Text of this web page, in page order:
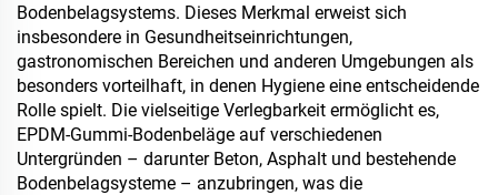
Bodenbelagsystems. Dieses Merkmal erweist sich
insbesondere in Gesundheitseinrichtungen,
gastronomischen Bereichen und anderen Umgebungen als
besonders vorteilhaft, in denen Hygiene eine entscheidende
Rolle spielt. Die vielseitige Verlegbarkeit ermöglicht es,
EPDM-Gummi-Bodenbeläge auf verschiedenen
Untergründen – darunter Beton, Asphalt und bestehende
Bodenbelagsysteme – anzubringen, was die